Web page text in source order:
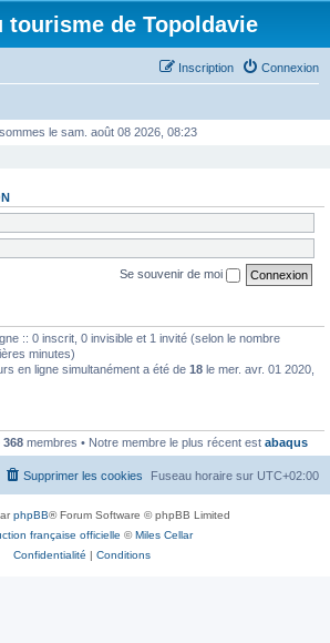
tourisme de Topoldavie
Connexion
Inscription
le sam. août 08 2026, 08:23
Se souvenir de moi
:: 0 inscrit, 0 invisible et 1 invité (selon le nombre
minutes)
en ligne simultanément a été de 18 le mer. avr. 01 2020,
368 membres • Notre membre le plus récent est abaqus
Fuseau horaire sur UTC+02:00
Supprimer les cookies
phpBB® Forum Software © phpBB Limited
française officielle ©Miles Cellar
Confidentialité | Conditions